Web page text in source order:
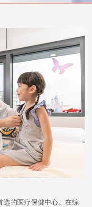
选的医疗保健中心。在综